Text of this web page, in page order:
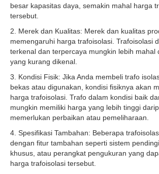
besar kapasitas daya, semakin mahal harga
tersebut.
2. Merek dan Kualitas: Merek dan kualitas
memengaruhi harga trafoisolasi. Trafoisolasi
terkenal dan terpercaya mungkin lebih mahal
yang kurang dikenal.
3. Kondisi Fisik: Jika Anda membeli trafo
bekas atau digunakan, kondisi fisiknya akan
harga trafoisolasi. Trafo dalam kondisi baik
mungkin memiliki harga yang lebih tinggi
memerlukan perbaikan atau pemeliharaan.
4. Spesifikasi Tambahan: Beberapa
dengan fitur tambahan seperti sistem
khusus, atau perangkat pengukuran yang
harga trafoisolasi tersebut.